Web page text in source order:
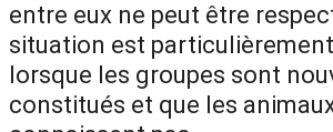
entre eux ne peut être
situation est
lorsque les groupes sont
constitués et que les